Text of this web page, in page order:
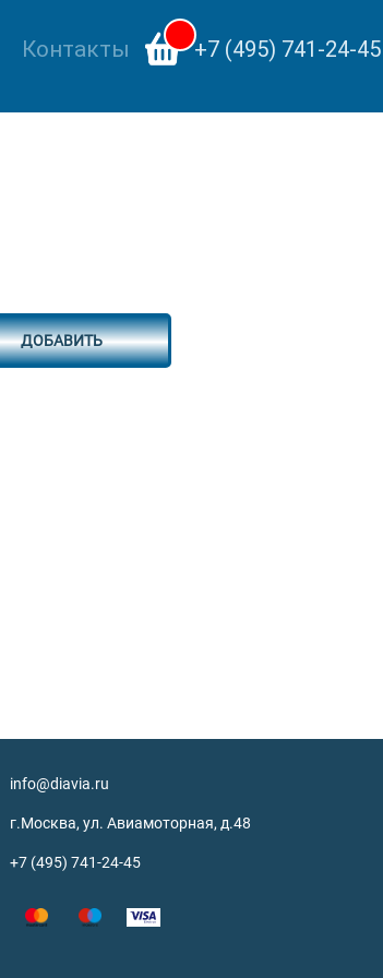
Контакты +7 (495) 741-24-45
ДОБАВИТЬ
info@diavia.ru
г.Москва, ул. Авиамоторная, д.48
+7 (495) 741-24-45